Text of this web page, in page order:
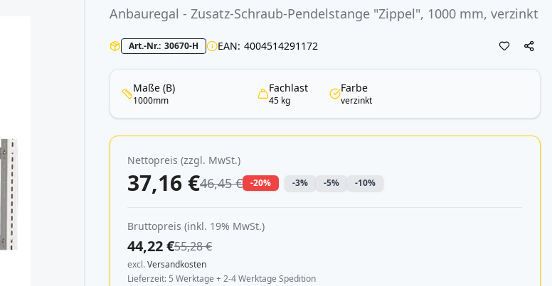
Anbauregal - Zusatz-Schraub-Pendelstange "Zippel", 1000 mm, verzinkt
Art.-Nr. 30670-H EAN 4004514291172
Maße (B)
1000mm
Fachlast
45 kg
Farbe
verzinkt
Nettopreis (zzgl. MwSt.)
37,16 €46,45 € -20% -3% -5% -10%
Bruttopreis (inkl. 19% MwSt.)
44,22 €55,28 €
excl.Versandkosten
Lieferzeit 5 Werktage + 2-4 Werktage Spedition